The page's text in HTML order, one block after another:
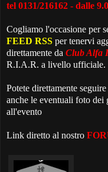
tel 0131/216162 - dalle
Cogliamo l'occasione per
FEED RSS per tenervi
direttamente da Club Alfa
R.I.A.R. a livello ufficiale.
Potete direttamente
anche le eventuali foto dei
all'evento
Link diretto al nostro